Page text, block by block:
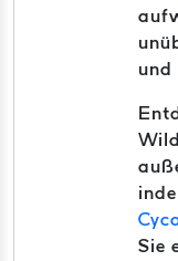
und
Sie